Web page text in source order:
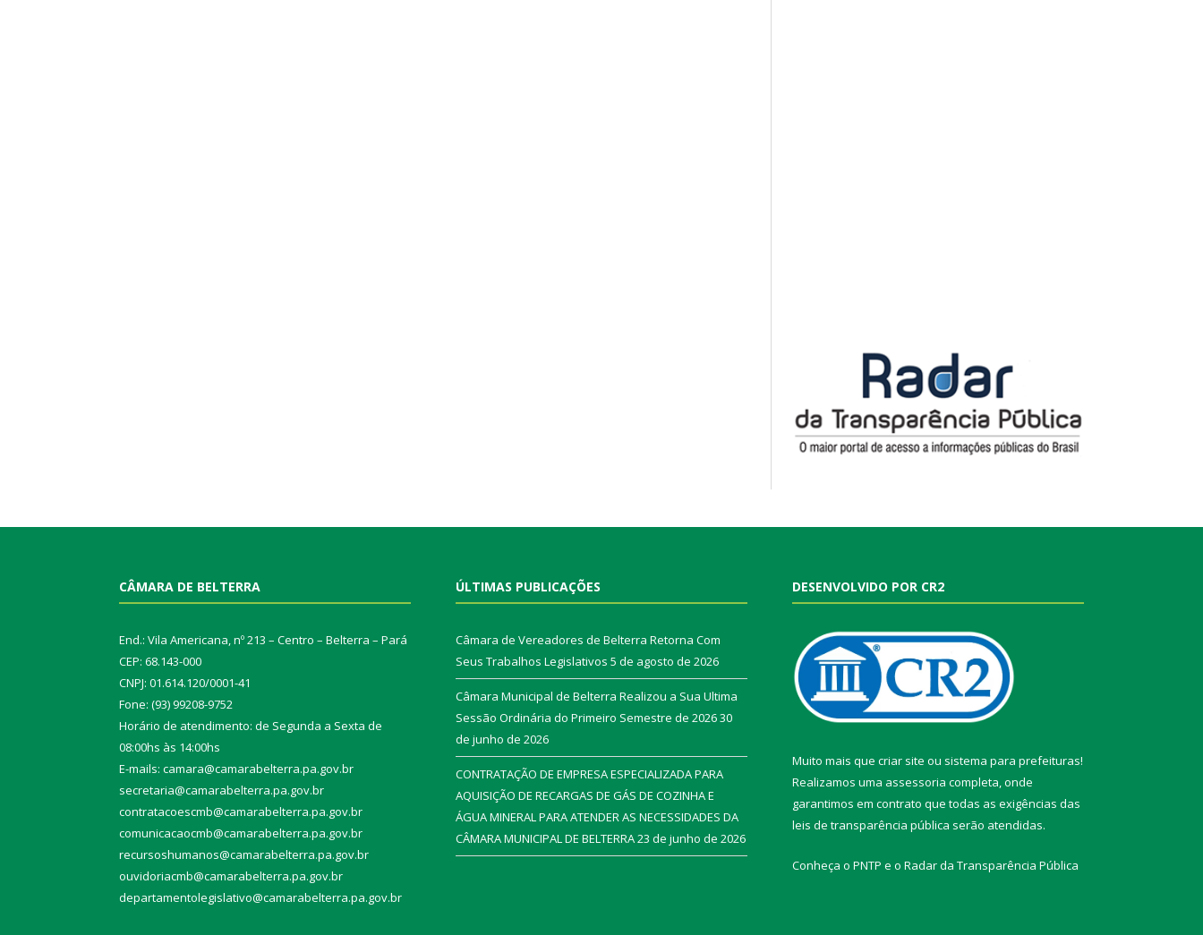
CÂMARA DE BELTERRA
End.: Vila Americana, nº 213 – Centro – Belterra – Pará
CEP: 68.143-000
CNPJ: 01.614.120/0001-41
Fone: (93) 99208-9752
Horário de atendimento: de Segunda a Sexta de
08:00hs às 14:00hs
E-mails: camara@camarabelterra.pa.gov.br
secretaria@camarabelterra.pa.gov.br
contratacoescmb@camarabelterra.pa.gov.br
comunicacaocmb@camarabelterra.pa.gov.br
recursoshumanos@camarabelterra.pa.gov.br
ouvidoriacmb@camarabelterra.pa.gov.br
departamentolegislativo@camarabelterra.pa.gov.br
ÚLTIMAS PUBLICAÇÕES
Câmara de Vereadores de Belterra Retorna Com
Seus Trabalhos Legislativos 5 de agosto de 2026
Câmara Municipal de Belterra Realizou a Sua Ultima
Sessão Ordinária do Primeiro Semestre de 202630
de junho de 2026
CONTRATAÇÃO DE EMPRESA ESPECIALIZADA PARA
AQUISIÇÃO DE RECARGAS DE GÁS DE COZINHA E
ÁGUA MINERAL PARA ATENDER AS NECESSIDADES DA
CÂMARA MUNICIPAL DE BELTERRA23 de junho de 2026
DESENVOLVIDO POR CR2
Muito mais que criar site ou sistema para prefeituras!
Realizamos uma assessoria completa, onde
garantimos em contrato que todas as exigências das
leis de transparência pública serão atendidas.
Conheça o PNTP e o Radar da Transparência Pública